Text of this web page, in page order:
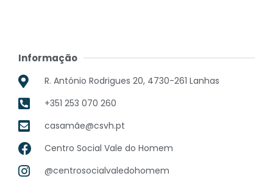
Informação
R. António Rodrigues 20, 4730-261 Lanhas
+351 253 070 260
casamãe@csvh.pt
Centro Social Vale do Homem
@centrosocialvaledohomem